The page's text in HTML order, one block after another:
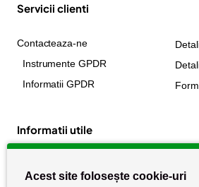
Servicii clienti
Contacteaza-ne
Instrumente GPDR
Informatii GPDR
Informatii utile
Acest site folosește cookie-uri